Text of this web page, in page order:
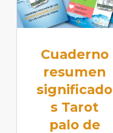
Cuaderno
resumen
significado
s Tarot
palo de